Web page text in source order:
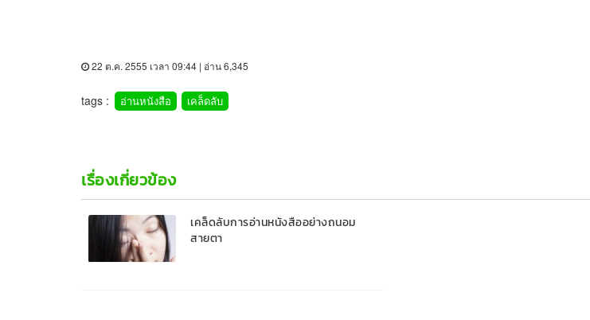
22 ต.ค. 2555 เวลา 09:44 | อ่าน 6,345
tags : อ่านหนังสือ เคล็ดลับ
เรื่องเกี่ยวข้อง
เคล็ดลับการอ่านหนังสืออย่างถนอม
สายตา